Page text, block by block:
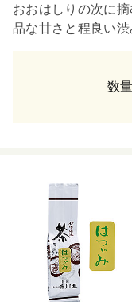
おおはしりの次に
品な甘さと程良い渋
数量